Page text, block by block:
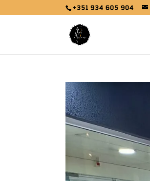
+351 934 605 904